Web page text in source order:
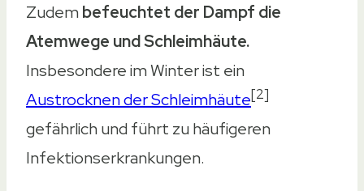
Zudembefeuchtet der Dampf die
Atemwege und Schleimhäute.
Insbesondere im Winter ist ein
Austrocknen der Schleimhäute[2]
gefährlich und führt zu häufigeren
Infektionserkrankungen.